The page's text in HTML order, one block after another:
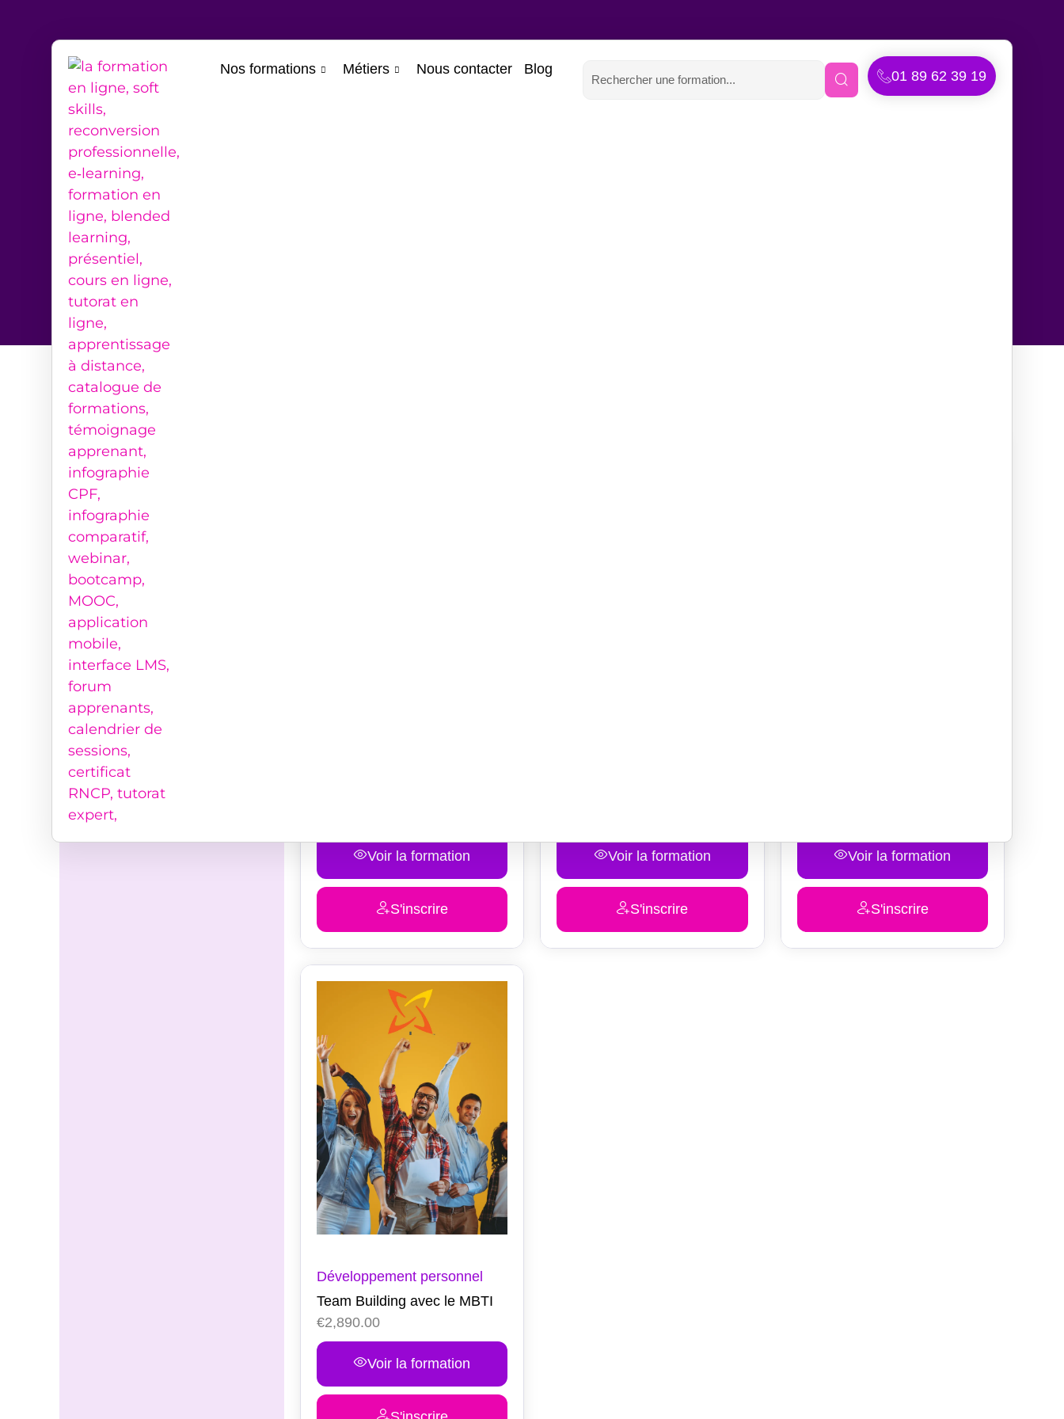
Nos formations Métiers Nous contacter Blog 01 89 62 39 19
Filtrer par thématique
Nos formations
Développement personnel
Entreprenariat
Management & Leadership
Nos formations
Santé et Bien être au travail
FILTRER
Voir la formation
S'inscrire
Voir la formation
S'inscrire
Voir la formation
S'inscrire
Développement personnel
Team Building avec le MBTI
€2,890.00
Voir la formation